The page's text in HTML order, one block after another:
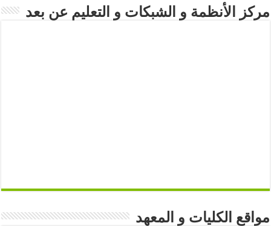
مركز الأنظمة و الشبكات و التعليم عن بعد
مواقع الكليات و المعهد